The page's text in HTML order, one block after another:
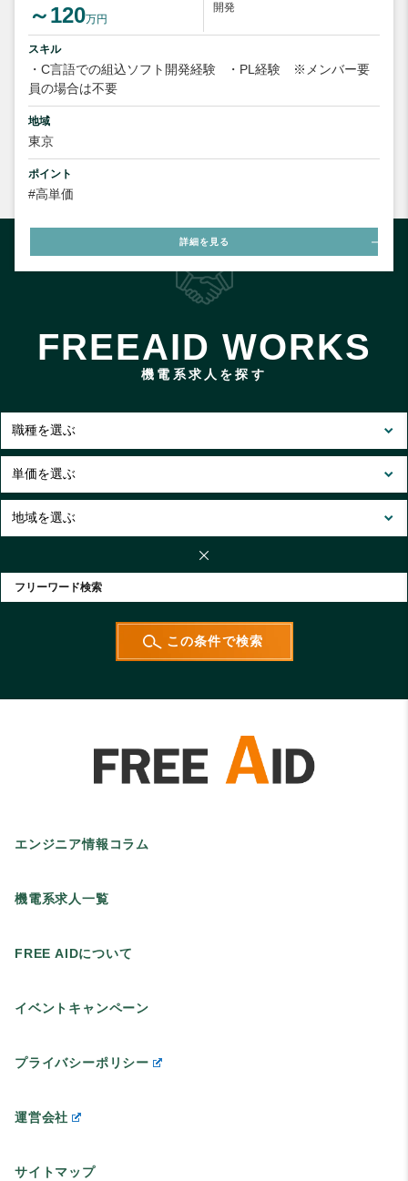
～120万円
開発
スキル
・C言語での組込ソフト開発経験
・PL経験 ※メンバー要
員の場合は不要
地域
東京
ポイント
#高単価
詳細を見る
FREEAID WORKS
機電系求人を探す
エンジニア情報コラム
機電系求人一覧
FREE AIDについて
イベントキャンペーン
プライバシーポリシー
運営会社
サイトマップ